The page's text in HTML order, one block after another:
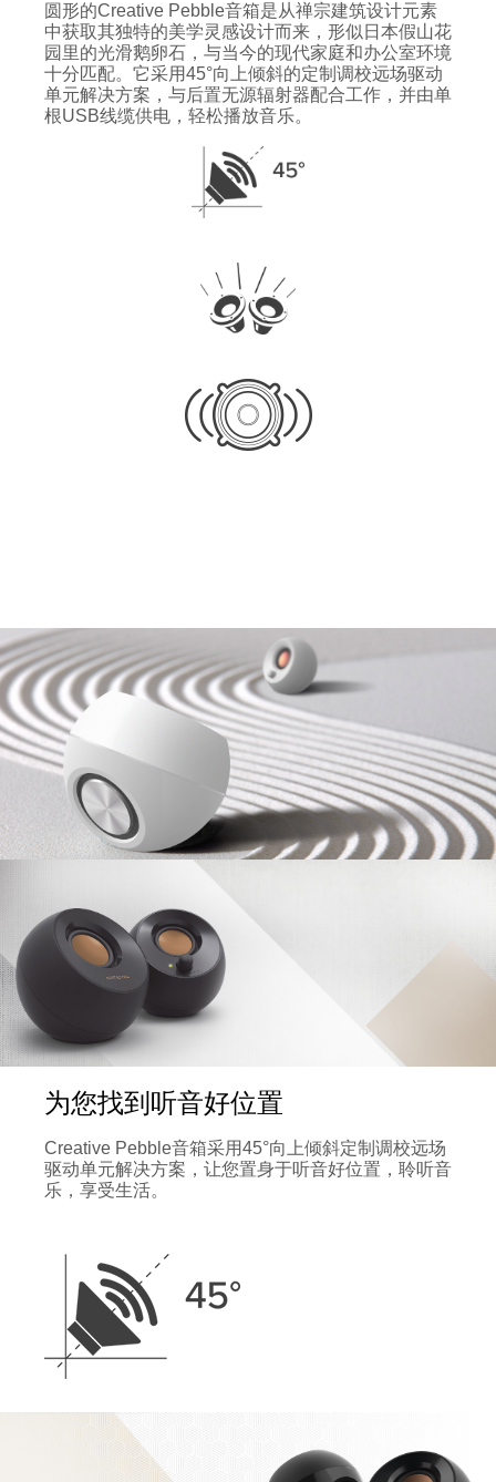
圆形的Creative Pebble音箱是从禅宗建筑设计元素
中获取其独特的美学灵感设计而来，形似日本假山花
园里的光滑鹅卵石，与当今的现代家庭和办公室环境
十分匹配。它采用45°向上倾斜的定制调校远场驱动
单元解决方案，与后置无源辐射器配合工作，并由单
根USB线缆供电，轻松播放音乐。
为您找到听音好位置
Creative Pebble音箱采用45°向上倾斜定制调校远场
驱动单元解决方案，让您置身于听音好位置，聆听音
乐，享受生活。